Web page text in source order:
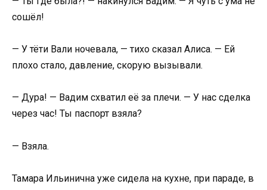
сошёл!
— У тёти Вали ночевала, — тихо сказал Алиса. — Ей
плохо стало, давление, скорую вызывали.
— Дура! — Вадим схватил её за плечи. — У нас сделка
через час! Ты паспорт взяла?
— Взяла.
Тамара Ильинична уже сидела на кухне, при параде, в